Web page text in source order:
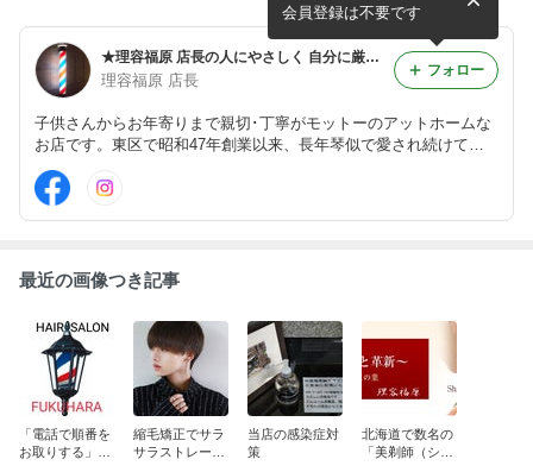
★理容福原 店長の人にやさしく 自分に厳しく★
理容福原 店長
子供さんからお年寄りまで親切･丁寧がモットーのアットホームな
お店です。東区で昭和47年創業以来、長年琴似で愛され続けてき
会員登録は不要です
フォロー
最近の画像つき記事
「電話で順番を
お取りする」こ
縮毛矯正でサラ
サラストレート
当店の感染症対
策
北海道で数名の
「美剃師（シェ